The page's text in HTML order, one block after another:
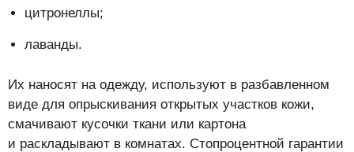
цитронеллы;
лаванды.
Их наносят на одежду, используют в разбавленном
виде для опрыскивания открытых участков кожи,
смачивают кусочки ткани или картона
и раскладывают в комнатах. Стопроцентной гарантии